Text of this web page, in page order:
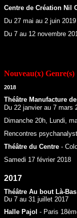
Centre de Création Nil
Du 27 mai au 2 juin 2019
Du 7 au 12 novembre
Nouveau(x) Genre(s)
2018
Théâtre Manufacture
Du 22 janvier au 7 mars
Dimanche 20h, Lundi,
Rencontres
Théâtre du Centre -
Samedi 17 février 2018
2017
Théâtre Au bout Là-Bas
Du 7 au 31 juillet 2017
Halle Pajol - Paris